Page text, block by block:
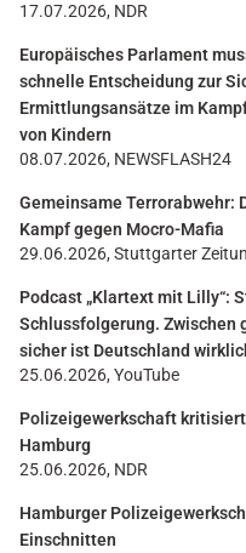
17.07.2026, NDR
Europäisches Parlament
schnelle Entscheidung zur
Ermittlungsansätze im
von Kindern
08.07.2026, NEWSFLASH24
Gemeinsame Terrorabwehr:
Kampf gegen Mocro-Mafia
29.06.2026, Stuttgarter
Podcast „Klartext mit Lilly“:
Schlussfolgerung. Zwischen
sicher ist Deutschland
25.06.2026, YouTube
Polizeigewerkschaft
Hamburg
25.06.2026, NDR
Hamburger
Einschnitten